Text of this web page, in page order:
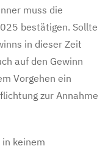
muss die
bestätigen. Sollte
in dieser Zeit
auf den Gewinn
Vorgehen ein
zur Annahme
keinem